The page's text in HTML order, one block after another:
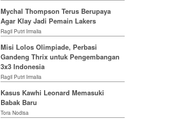
Mychal Thompson Terus Berupaya
Agar Klay Jadi Pemain Lakers
Ragil Putri Irmalia
Misi Lolos Olimpiade, Perbasi
Gandeng Thrix untuk Pengembangan
3x3 Indonesia
Ragil Putri Irmalia
Kasus Kawhi Leonard Memasuki
Babak Baru
Tora Nodisa